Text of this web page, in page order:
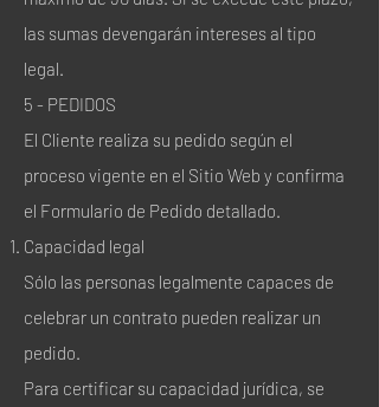
las sumas devengarán intereses al tipo
legal.
5 - PEDIDOS
El Cliente realiza su pedido según el
proceso vigente en el Sitio Web y confirma
el Formulario de Pedido detallado.
Capacidad legal
Sólo las personas legalmente capaces de
celebrar un contrato pueden realizar un
pedido.
Para certificar su capacidad jurídica, se